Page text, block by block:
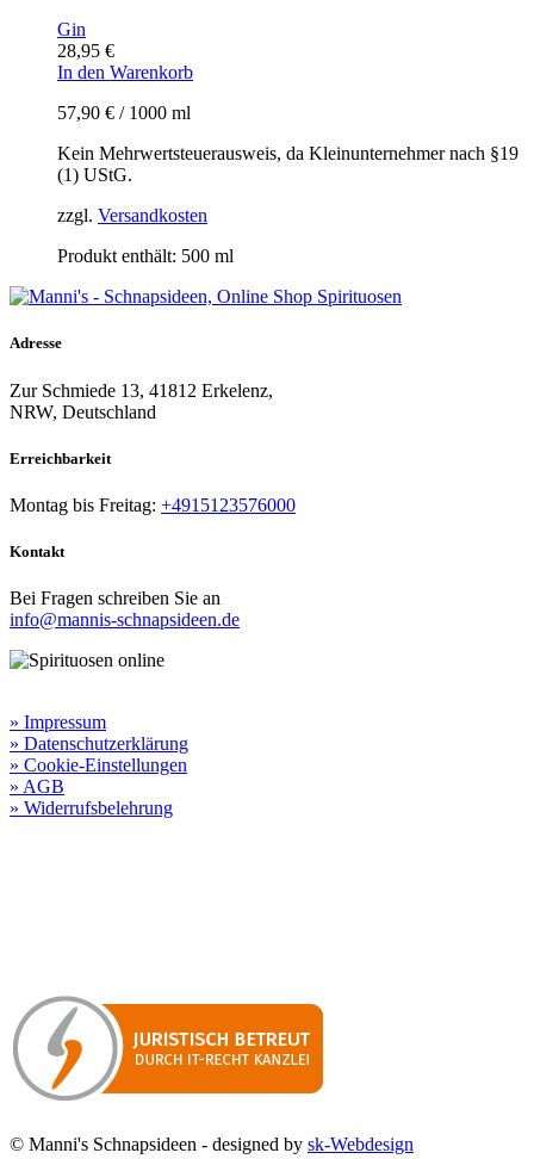
Gin
28,95 €
In den Warenkorb
57,90 € / 1000 ml
Kein Mehrwertsteuerausweis, da Kleinunternehmer nach §19
(1) UStG.
zzgl. Versandkosten
Produkt enthält: 500 ml
Adresse
Zur Schmiede 13, 41812 Erkelenz,
NRW, Deutschland
Erreichbarkeit​
Montag bis Freitag: +4915123576000
Kontakt
Bei Fragen schreiben Sie an
info@mannis-schnapsideen.de
» Impressum
» Datenschutzerklärung
» Cookie-Einstellungen
» AGB
» Widerrufsbelehrung
© Manni's Schnapsideen - designed by sk-Webdesign